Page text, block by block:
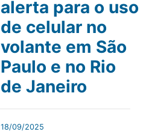
alerta para o uso
de celular no
volante em São
Paulo e no Rio
de Janeiro
18/09/2025